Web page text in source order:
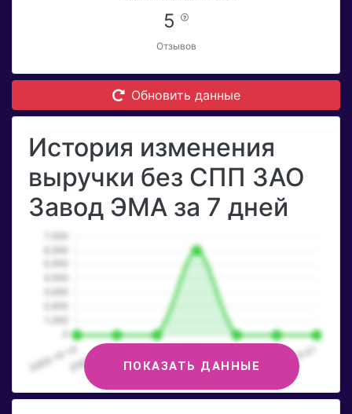
5
Отзывов
Обновить данные
История изменения
выручки без СПП ЗАО
Завод ЭМА за 7 дней
ПОКАЗАТЬ ДАННЫЕ